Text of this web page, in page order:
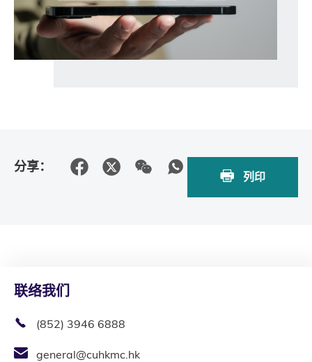
分享：
列印
联络我们
(852) 3946 6888
general@cuhkmc.hk